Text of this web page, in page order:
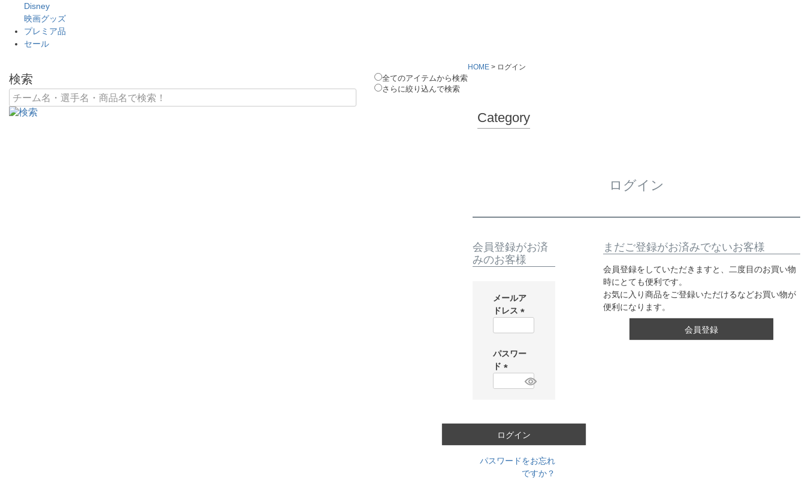
Disney
映画グッズ
プレミア品
セール
検索
全てのアイテムから検索
さらに絞り込んで検索
HOME ログイン
Category
ログイン
会員登録がお済
みのお客様
メールア
ドレス
須
パスワー
ド
ログイン
パスワードをお忘れ
ですか？
まだご登録がお済みでないお客様
会員登録をしていただきますと、二度目のお買い物
時にとても便利です。
お気に入り商品をご登録いただけるなどお買い物が
便利になります。
会員登録